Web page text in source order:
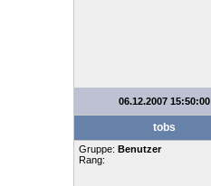
06.12.2007 15:50:00
tobs
Gruppe: Benutzer
Rang: